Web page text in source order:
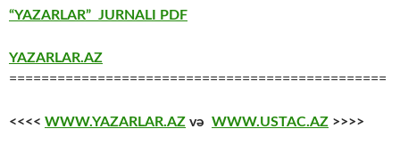
“YAZARLAR” JURNALI PDF
YAZARLAR.AZ
===============================================
<<<< WWW.YAZARLAR.AZ və WWW.USTAC.AZ >>>>